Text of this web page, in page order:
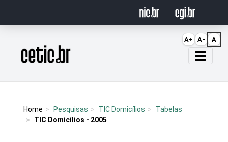
Página inicial
Home Pesquisas TIC Domicílios
Tabelas
TIC Domicílios - 2005
A+ A- A